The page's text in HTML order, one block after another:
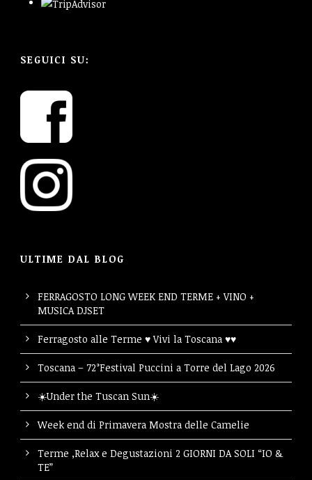
SEGUICI SU:
ULTIME DAL BLOG
FERRAGOSTO LONG WEEK END TERME + VINO +
MUSICA DJSET
Ferragosto alle Terme ♥ Vivi la Toscana ♥♥
Toscana – 72°Festival Puccini a Torre del Lago 2026
☀️Under the Tuscan Sun☀️
Week end di Primavera Mostra delle Camelie
Terme ,Relax e Degustazioni 2 GIORNI DA SOLI “IO &
TE”